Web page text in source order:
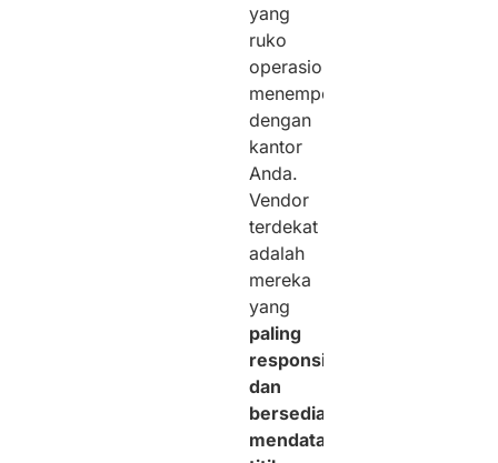
yang
ruko
operasionalnya
menempel
dengan
kantor
Anda.
Vendor
terdekat
adalah
mereka
yang
paling
responsif
dan
bersedia
mendatangi